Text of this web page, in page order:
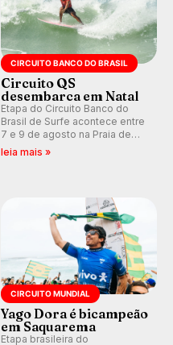
CIRCUITO BANCO DO BRASIL
Circuito QS
desembarca em Natal
Etapa do Circuito Banco do
Brasil de Surfe acontece entre
7 e 9 de agosto na Praia de
Miami (RN), em disputas
leia mais »
CIRCUITO MUNDIAL
Yago Dora é bicampeão
em Saquarema
Etapa brasileira do